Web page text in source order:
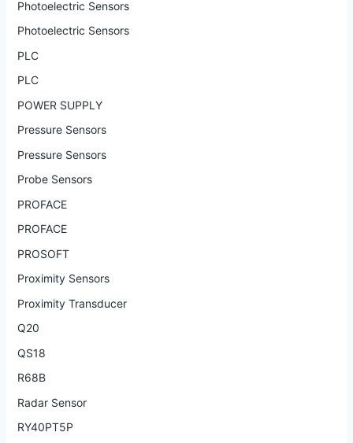
Photoelectric Sensors
Photoelectric Sensors
PLC
PLC
POWER SUPPLY
Pressure Sensors
Pressure Sensors
Probe Sensors
PROFACE
PROFACE
PROSOFT
Proximity Sensors
Proximity Transducer
Q20
QS18
R68B
Radar Sensor
RY40PT5P